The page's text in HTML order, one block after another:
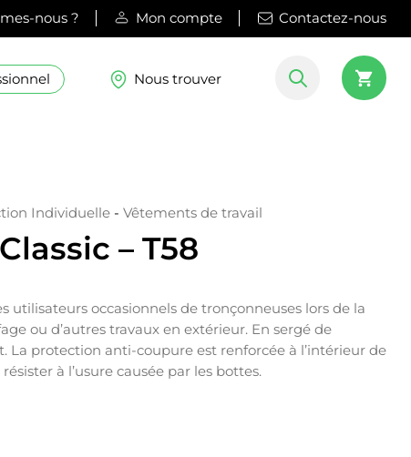
nous ? Mon compte Contactez-nous
Nous trouver
Individuelle - Vêtements de travail
– T58
utilisateurs occasionnels de tronçonneuses lors de la
ou d’autres travaux en extérieur. En sergé de
La protection anti-coupure est renforcée à l’intérieur de
à l’usure causée par les bottes.